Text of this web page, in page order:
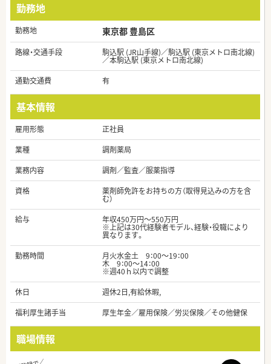
勤務地
勤務地 東京都 豊島区
路線・交通手段 駒込駅 (JR山手線)／駒込駅 (東京メトロ南北線)
／本駒込駅 (東京メトロ南北線)
通勤交通費
有
基本情報
雇用形態
正社員
業種
調剤薬局
業務内容
調剤／監査／服薬指導
資格
薬剤師免許をお持ちの方（取得見込みの方を含
む）
給与
年収450万円～550万円
※上記は30代経験者モデル、経験・役職により
異なります。
勤務時間
月火水金土 9：00～19：00
木 9：00～14：00
※週40ｈ以内で調整
休日
週休2日,有給休暇,
福利厚生諸手当
厚生年金／雇用保険／労災保険／その他健保
職場情報